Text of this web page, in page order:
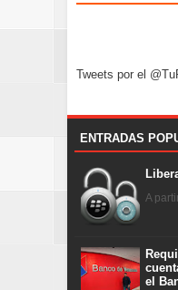
Tweets por el
ENTRADAS
A
el